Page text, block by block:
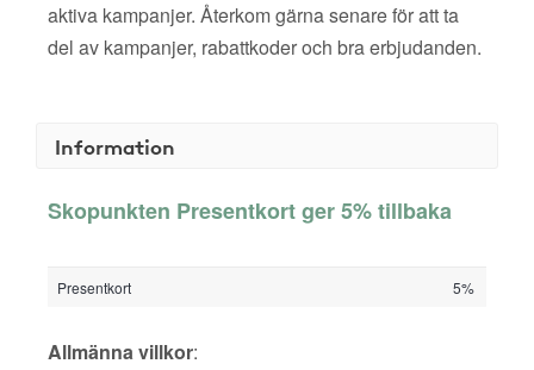
aktiva kampanjer. Återkom gärna senare för att ta
del av kampanjer, rabattkoder och bra erbjudanden.
Information
Skopunkten Presentkort ger 5% tillbaka
Presentkort 5%
Allmänna villkor: